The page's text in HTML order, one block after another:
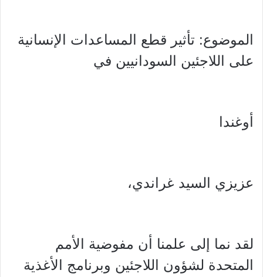
الموضوع: تأثير قطع المساعدات الإنسانية
على اللاجئين السودانيين في
أوغندا
عزيزي السيد غراندي،
لقد نما إلى علمنا أن مفوضية الأمم
المتحدة لشؤون اللاجئين وبرنامج الأغذية